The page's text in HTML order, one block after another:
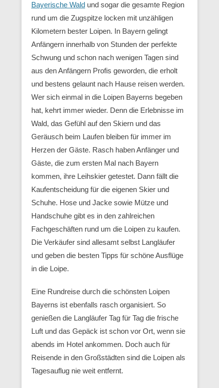
Bayerische Wald und sogar die gesamte Region
rund um die Zugspitze locken mit unzähligen
Kilometern bester Loipen. In Bayern gelingt
Anfängern innerhalb von Stunden der perfekte
Schwung und schon nach wenigen Tagen sind
aus den Anfängern Profis geworden, die erholt
und bestens gelaunt nach Hause reisen werden.
Wer sich einmal in die Loipen Bayerns begeben
hat, kehrt immer wieder. Denn die Erlebnisse im
Wald, das Gefühl auf den Skiern und das
Geräusch beim Laufen bleiben für immer im
Herzen der Gäste. Rasch haben Anfänger und
Gäste, die zum ersten Mal nach Bayern
kommen, ihre Leihskier getestet. Dann fällt die
Kaufentscheidung für die eigenen Skier und
Schuhe. Hose und Jacke sowie Mütze und
Handschuhe gibt es in den zahlreichen
Fachgeschäften rund um die Loipen zu kaufen.
Die Verkäufer sind allesamt selbst Langläufer
und geben die besten Tipps für schöne Ausflüge
in die Loipe.
Eine Rundreise durch die schönsten Loipen
Bayerns ist ebenfalls rasch organisiert. So
genießen die Langläufer Tag für Tag die frische
Luft und das Gepäck ist schon vor Ort, wenn sie
abends im Hotel ankommen. Doch auch für
Reisende in den Großstädten sind die Loipen als
Tagesauflug nie weit entfernt.